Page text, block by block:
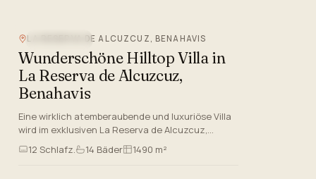
LA RESERVA DE ALCUZCUZ, BENAHAVIS
Wunderschöne Hilltop Villa in
La Reserva de Alcuzcuz,
Benahavis
Eine wirklich atemberaubende und luxuriöse Villa
wird im exklusiven La Reserva de Alcuzcuz,
Benahavis, Malaga zum Verkauf angeboten.
Dieses Anwesen befindet si…
12 Schlafz. 14 Bäder 1490 m²